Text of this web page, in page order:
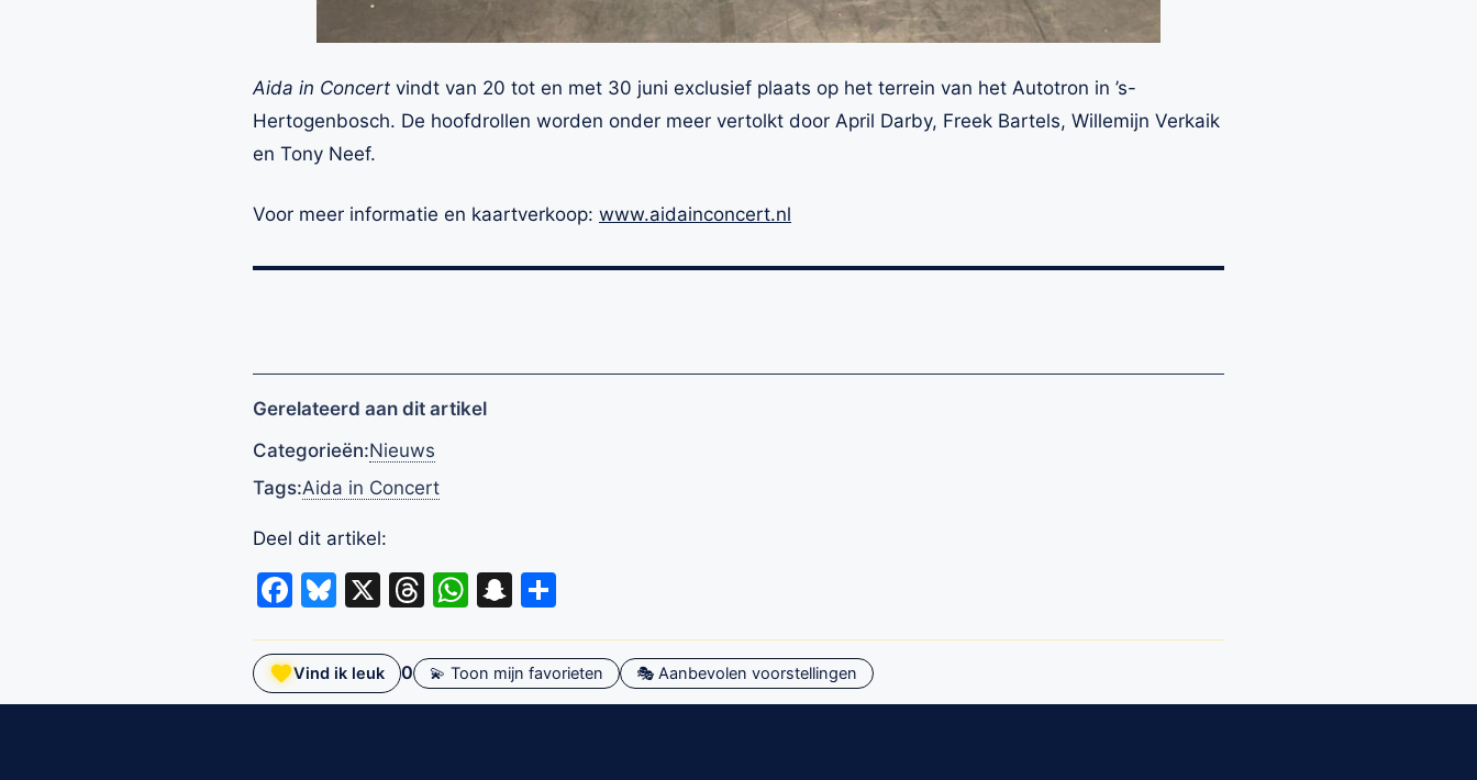
Aida in Concert vindt van 20 tot en met 30 juni exclusief plaats op het terrein van het Autotron in ’s-
Hertogenbosch. De hoofdrollen worden onder meer vertolkt door April Darby, Freek Bartels, Willemijn Verkaik
en Tony Neef.
Voor meer informatie en kaartverkoop: www.aidainconcert.nl
Gerelateerd aan dit artikel
Categorieën:Nieuws
Tags:Aida in Concert
Deel dit artikel:
Facebook
Bluesky
X Threads
WhatsApp
Snapchat
Vind ik leuk 0 💫 Toon mijn favorieten 🎭 Aanbevolen voorstellingen